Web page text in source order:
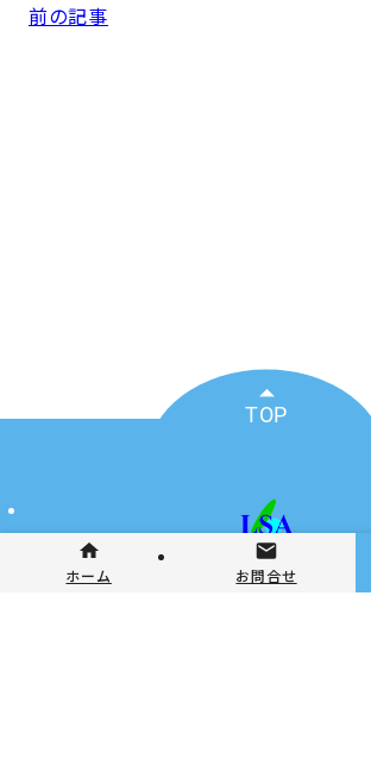
前の記事
〒108-0074
TOP
ホーム お問合せ